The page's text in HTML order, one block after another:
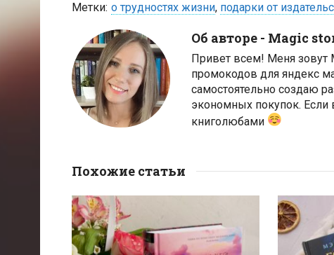
Метки: о трудностях жизни, подарки от
Об авторе - Magic
Привет всем! Меня
промокодов для яндекс
самостоятельно создаю
экономных покупок. Если
книголюбами
Похожие статьи